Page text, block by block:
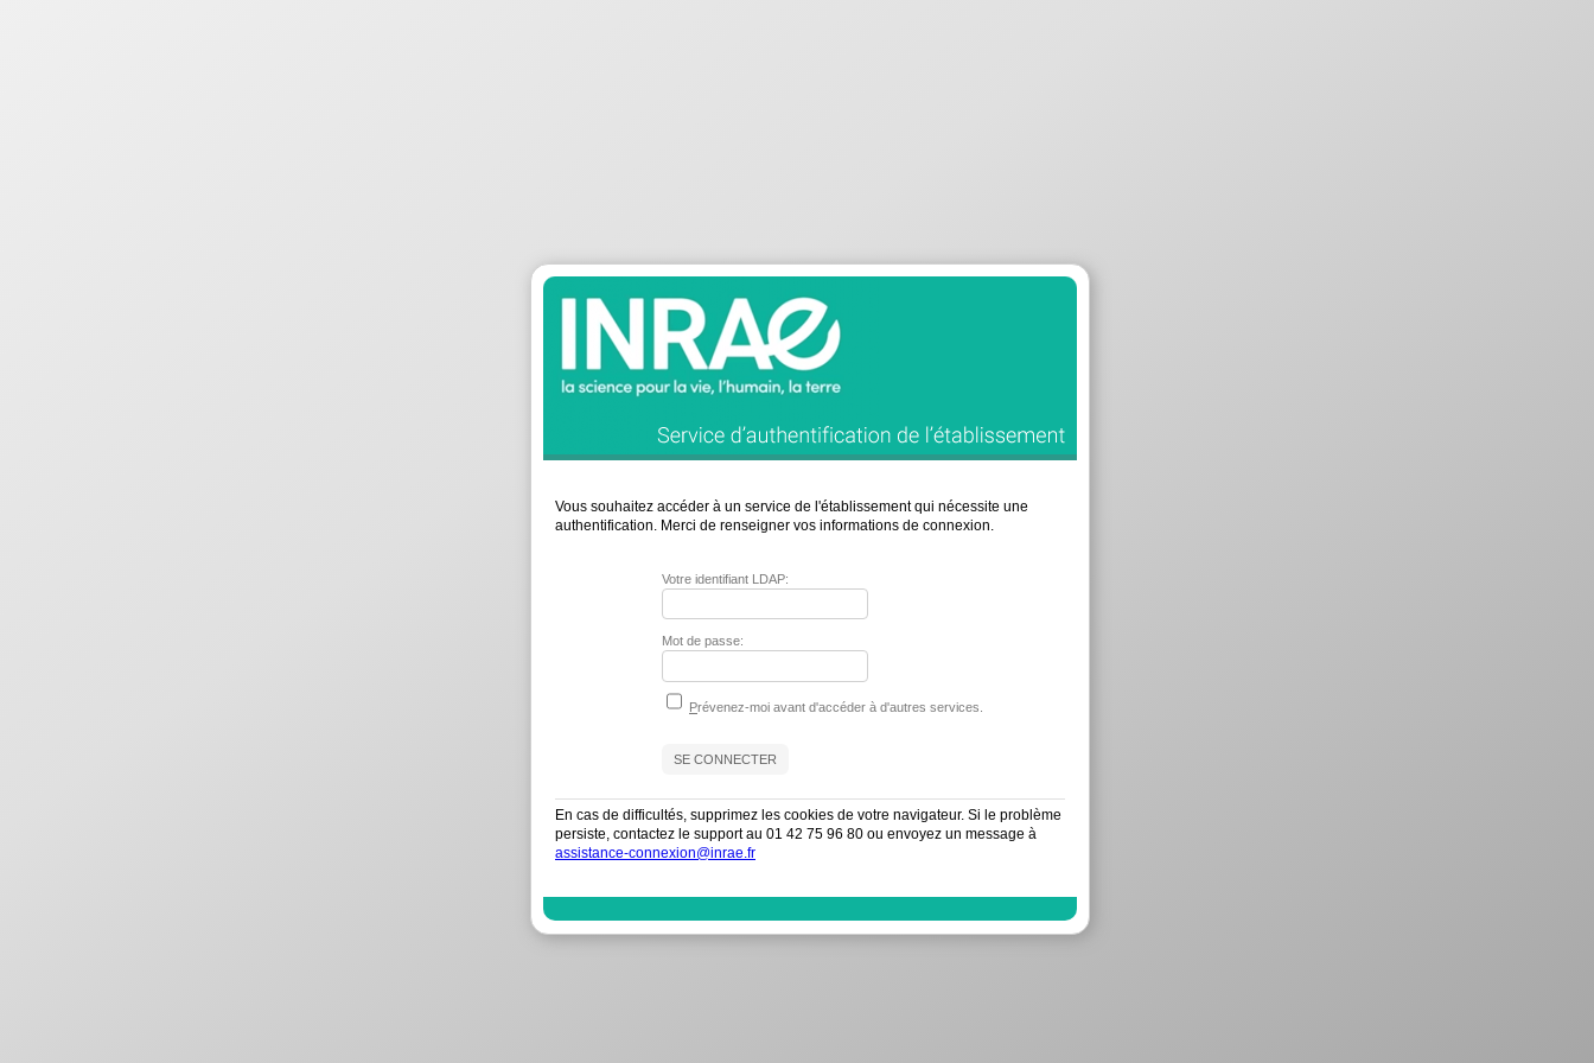
Vous souhaitez accéder à un service de l'établissement qui nécessite une
authentification. Merci de renseigner vos informations de connexion.
Votre identifiant LDAP:
Mot de passe:
Prévenez-moi avant d'accéder à d'autres services.
En cas de difficultés, supprimez les cookies de votre navigateur. Si le problème
persiste, contactez le support au 01 42 75 96 80 ou envoyez un message à
assistance-connexion@inrae.fr